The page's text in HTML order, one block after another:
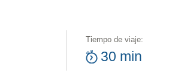
Tiempo de viaje:
30 min